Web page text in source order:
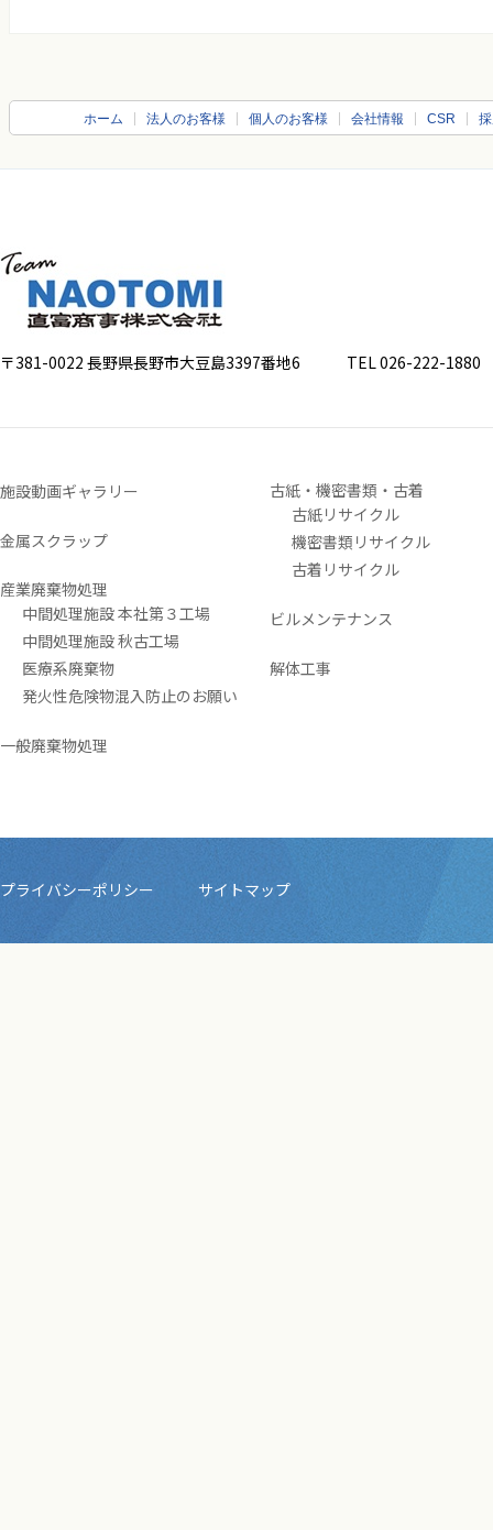
ホーム 法人のお客様 個人のお客様 会社情報 CSR
〒381-0022 長野県長野市大豆島3397番地6 TEL 026-222-1880
施設動画ギャラリー
金属スクラップ
産業廃棄物処理
中間処理施設 本社第３工場
中間処理施設 秋古工場
医療系廃棄物
発火性危険物混入防止のお願い
一般廃棄物処理
古紙・機密書類・古着
古紙リサイクル
機密書類リサイクル
古着リサイクル
ビルメンテナンス
解体工事
プライバシーポリシー サイトマップ